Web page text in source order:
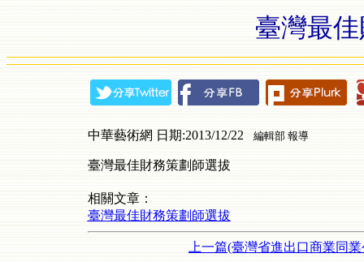
臺灣最
中華藝術網 日期:2013/12/22 編輯部 報導
臺灣最佳財務策劃師選拔
相關文章：
臺灣最佳財務策劃師選拔
上一篇(臺灣省進出口商業同